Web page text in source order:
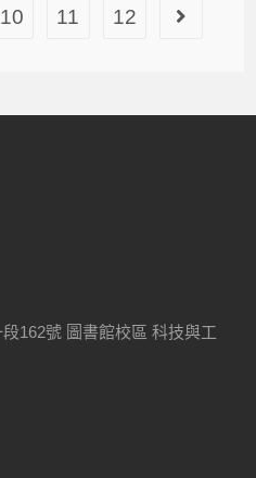
10
11 12
162號 圖書館校區 科技與工